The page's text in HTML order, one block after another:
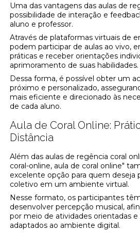
Uma das vantagens das aulas de
possibilidade de interação e
aluno e professor.
Através de plataformas virtuais de
podem participar de aulas ao vivo,
práticas e receber orientações
aprimoramento de suas habilidades.
Dessa forma, é possível obter um
próximo e personalizado,
mais eficiente e direcionado às
de cada aluno.
Aula de Coral Online:
Distância
Além das aulas de regência coral
coral-online, aula de coral online"
excelente opção para quem deseja
coletivo em um ambiente virtual.
Nesse formato, os participantes
desenvolver percepção musical,
por meio de atividades orientadas
adaptados ao ambiente digital.